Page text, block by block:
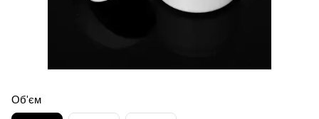
Об'єм